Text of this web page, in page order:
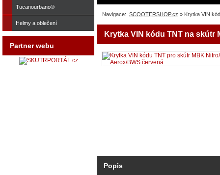
Navigace: SCOOTERSHOP.cz » Krytka VIN
Krytka VIN kódu TNT na skútr
Popis
Tucanourbano®
Helmy a oblečení
Partner webu